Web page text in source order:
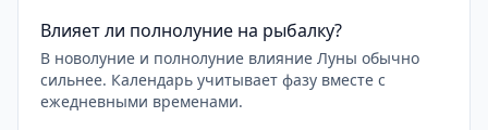
Влияет ли полнолуние на рыбалку?
В новолуние и полнолуние влияние Луны обычно
сильнее. Календарь учитывает фазу вместе с
ежедневными временами.